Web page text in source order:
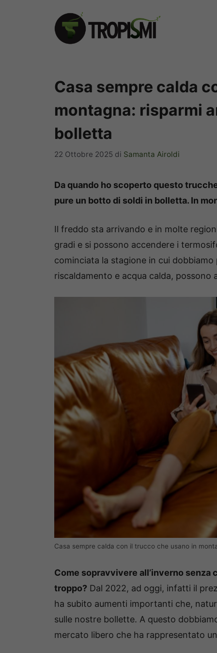
Casa sempre calda
montagna: risparmi
bolletta
22 Ottobre 2025 di Samanta Airoldi
Da quando ho scoperto questo
pure un botto di soldi in bolletta. In
Il freddo sta arrivando e in molte
gradi e si possono accendere i
cominciata la stagione in cui
riscaldamento e acqua calda, possono
Casa sempre calda con il trucco che usano in
Come sopravvivere all’inverno senza
troppo? Dal 2022, ad oggi, infatti il
ha subito aumenti importanti che,
sulle nostre bollette. A questo
mercato libero che ha rappresentato